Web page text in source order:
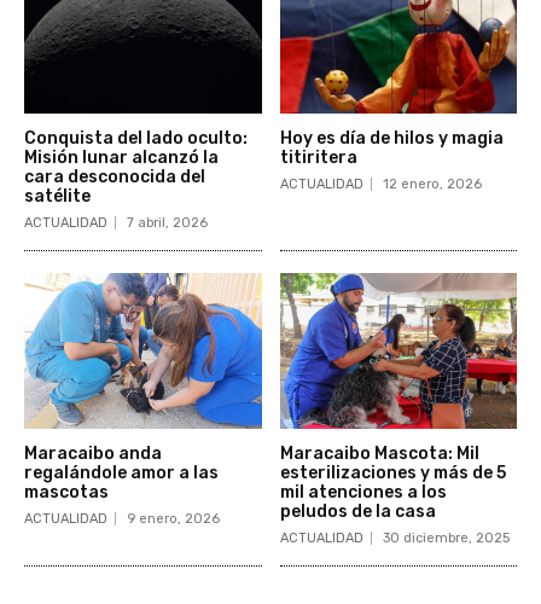
Conquista del lado oculto:
Misión lunar alcanzó la
cara desconocida del
satélite
ACTUALIDAD 7 abril, 2026
Hoy es día de hilos y magia
titiritera
ACTUALIDAD 12 enero, 2026
Maracaibo anda
regalándole amor a las
mascotas
ACTUALIDAD 9 enero, 2026
Maracaibo Mascota: Mil
esterilizaciones y más de 5
mil atenciones a los
peludos de la casa
ACTUALIDAD 30 diciembre, 2025